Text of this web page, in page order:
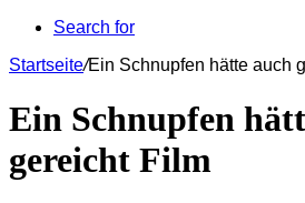
Search for
Startseite/Ein Schnupfen hätte auch
Ein Schnupfen
gereicht Film